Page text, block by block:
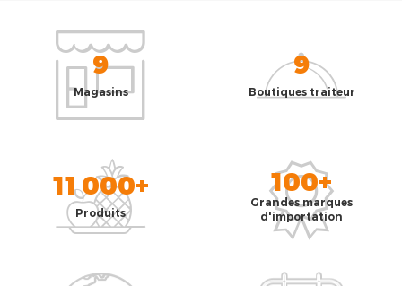
9
Magasins
9
Boutiques traiteur
11 000+
Produits
100+
Grandes marques
d'importation